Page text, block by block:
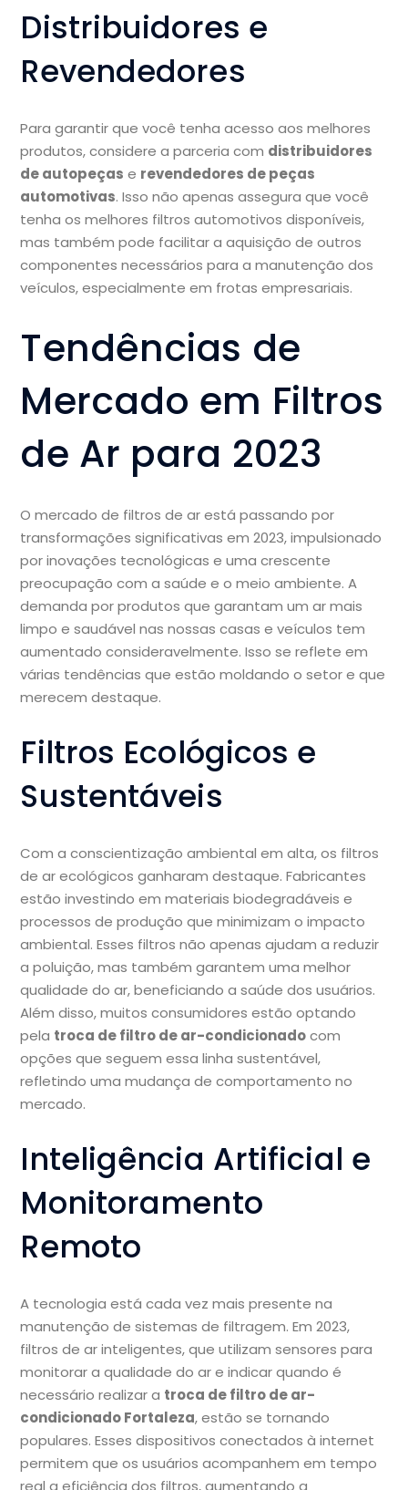
Distribuidores e
Revendedores
Para garantir que você tenha acesso aos melhores
produtos, considere a parceria com distribuidores
de autopeças e revendedores de peças
automotivas. Isso não apenas assegura que você
tenha os melhores filtros automotivos disponíveis,
mas também pode facilitar a aquisição de outros
componentes necessários para a manutenção dos
veículos, especialmente em frotas empresariais.
Tendências de
Mercado em Filtros
de Ar para 2023
O mercado de filtros de ar está passando por
transformações significativas em 2023, impulsionado
por inovações tecnológicas e uma crescente
preocupação com a saúde e o meio ambiente. A
demanda por produtos que garantam um ar mais
limpo e saudável nas nossas casas e veículos tem
aumentado consideravelmente. Isso se reflete em
várias tendências que estão moldando o setor e que
merecem destaque.
Filtros Ecológicos e
Sustentáveis
Com a conscientização ambiental em alta, os filtros
de ar ecológicos ganharam destaque. Fabricantes
estão investindo em materiais biodegradáveis e
processos de produção que minimizam o impacto
ambiental. Esses filtros não apenas ajudam a reduzir
a poluição, mas também garantem uma melhor
qualidade do ar, beneficiando a saúde dos usuários.
Além disso, muitos consumidores estão optando
pela troca de filtro de ar-condicionadocom
opções que seguem essa linha sustentável,
refletindo uma mudança de comportamento no
mercado.
Inteligência Artificial e
Monitoramento
Remoto
A tecnologia está cada vez mais presente na
manutenção de sistemas de filtragem. Em 2023,
filtros de ar inteligentes, que utilizam sensores para
monitorar a qualidade do ar e indicar quando é
necessário realizar a troca de filtro de ar-
condicionado Fortaleza, estão se tornando
populares. Esses dispositivos conectados à internet
permitem que os usuários acompanhem em tempo
real a eficiência dos filtros, aumentando a